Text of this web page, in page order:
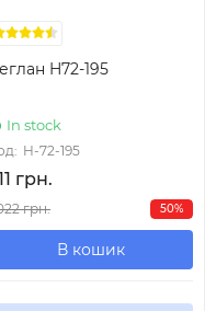
H72-195
In stock
H-72-195
грн.
грн. 50%
В кошик